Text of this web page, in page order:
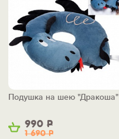
990 Р
1 690Р
Подушка на шею "Дракоша"